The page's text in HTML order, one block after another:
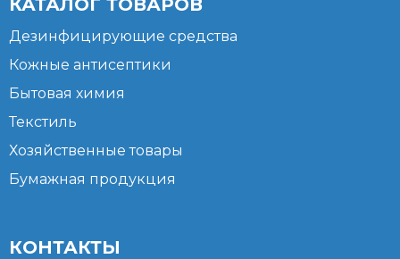
Дезинфицирующие средства
Кожные антисептики
Бытовая химия
Текстиль
Хозяйственные товары
Бумажная продукция
КОНТАКТЫ